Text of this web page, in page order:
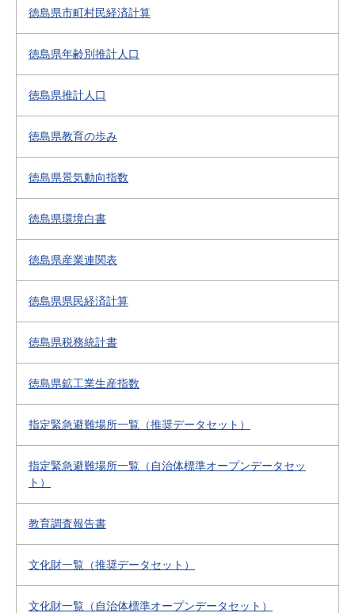
徳島県市町村民経済計算
徳島県年齢別推計人口
徳島県推計人口
徳島県教育の歩み
徳島県景気動向指数
徳島県環境白書
徳島県産業連関表
徳島県県民経済計算
徳島県税務統計書
徳島県鉱工業生産指数
指定緊急避難場所一覧（推奨データセット）
指定緊急避難場所一覧（自治体標準オープンデータセッ
ト）
教育調査報告書
文化財一覧（推奨データセット）
文化財一覧（自治体標準オープンデータセット）